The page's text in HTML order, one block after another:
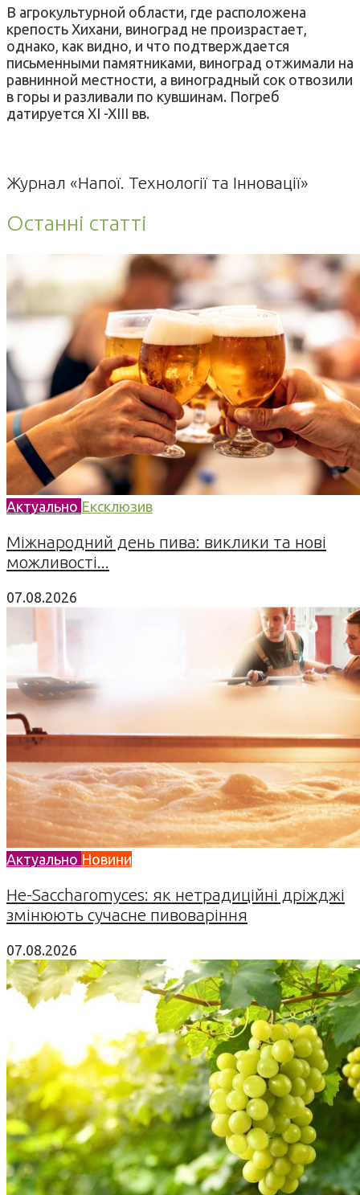
В агрокультурной области, где расположена
крепость Хихани, виноград не произрастает,
однако, как видно, и что подтверждается
письменными памятниками, виноград отжимали на
равнинной местности, а виноградный сок отвозили
в горы и разливали по кувшинам. Погреб
датируется XI -XIII вв.
Журнал «Напої. Технології та Інновації»
Останні статті
Актуально Ексклюзив
Міжнародний день пива: виклики та нові
можливості...
07.08.2026
Актуально Новини
Не-Saccharomyces: як нетрадиційні дріжджі
змінюють сучасне пивоваріння
07.08.2026